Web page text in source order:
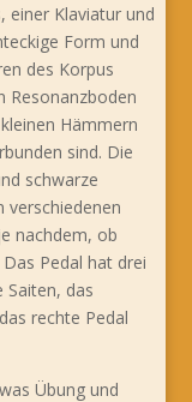
einer Klaviatur und
Form und
des Korpus
Resonanzboden
Hämmern
sind. Die
schwarze
verschiedenen
nachdem, ob
Pedal hat drei
Saiten, das
rechte Pedal
Übung und